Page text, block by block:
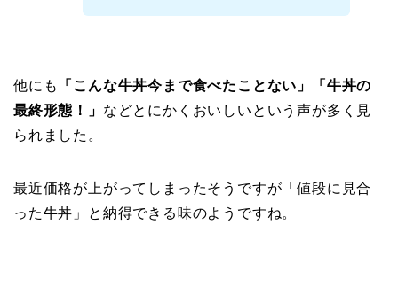
他にも
「こんな牛丼今まで食べたことない」「牛丼の
最終形態！」 などとにかくおいしいという声が多く見
られました。
最近価格が上がってしまったそうですが「値段に見合
った牛丼」と納得できる味のようですね。